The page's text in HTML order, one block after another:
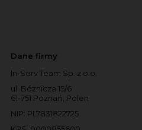
Dane firmy
In-Serv Team Sp. z o.o.
ul. Bóżnicza 15/6
61-751 Poznań, Polen
NIP: PL7831822725